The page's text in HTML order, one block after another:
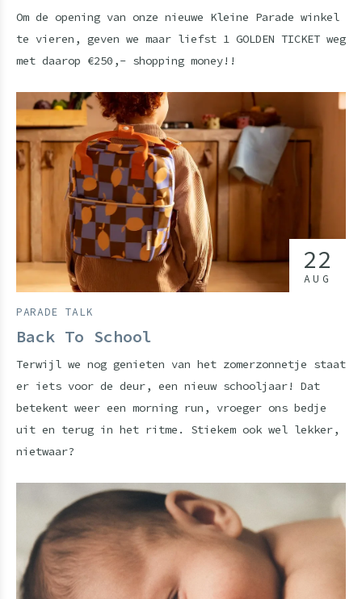
Om de opening van onze nieuwe Kleine Parade winkel
te vieren, geven we maar liefst 1 GOLDEN TICKET weg
met daarop €250,- shopping money!!
22
AUG
PARADE TALK
Back To School
Terwijl we nog genieten van het zomerzonnetje staat
er iets voor de deur, een nieuw schooljaar! Dat
betekent weer een morning run, vroeger ons bedje
uit en terug in het ritme. Stiekem ook wel lekker,
nietwaar?